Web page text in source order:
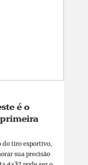
é o
do tiro esportivo,
sua precisão